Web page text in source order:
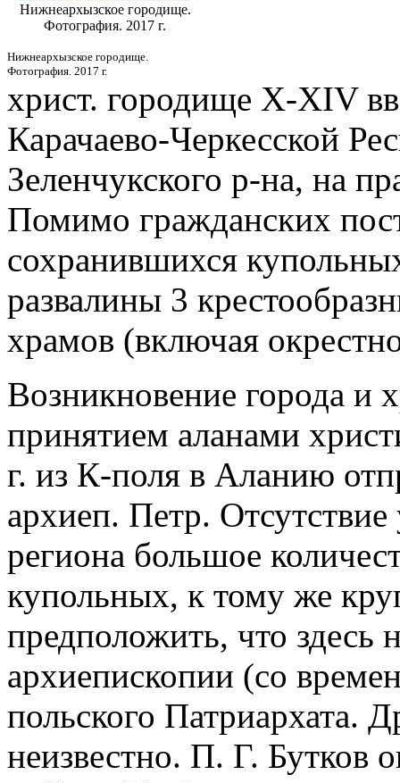
Нижнеархызское городище.
Фотография. 2017 г.
Нижнеархызское городище.
Фотография. 2017 г.
христ. городище Х-ХIV
Карачаево-Черкесской
Зеленчукского р-на, на
Помимо гражданских
сохранившихся
развалины 3
храмов (включая
Возникновение города и
принятием аланами
г. из К-поля в Аланию
архиеп. Петр.
региона большое
купольных, к тому же
предположить, что здесь
архиепископии (со
польского Патриархата.
неизвестно. П. Г. Бутков